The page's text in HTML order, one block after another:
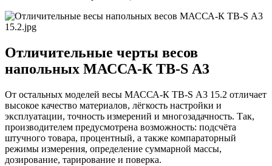
Отличительные черты весов
напольных МАССА-К TB-S А3
От остальных моделей весы МАССА-К TB-S А3 15.2 отличает
высокое качество материалов, лёгкость настройки и
эксплуатации, точность измерений и многозадачность. Так,
производителем предусмотрена возможность: подсчёта
штучного товара, процентный, а также компараторный
режимы измерения, определение суммарной массы,
дозирование, тарирование и поверка.